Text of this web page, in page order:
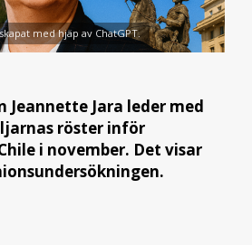
med hjäp av ChatGPT.
Jeannette Jara leder med
röster inför
i november. Det visar